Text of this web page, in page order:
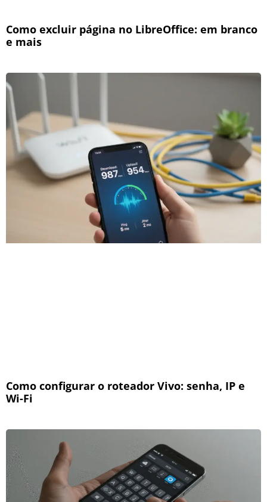
Como excluir página no LibreOffice: em branco
e mais
Como configurar o roteador Vivo: senha, IP e
Wi-Fi